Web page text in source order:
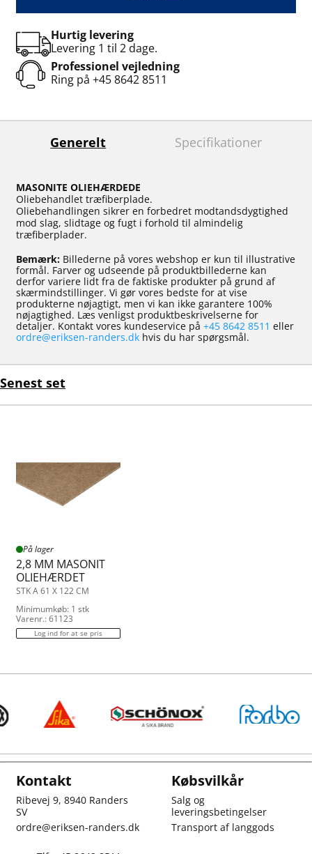
Hurtig levering
Levering 1 til 2 dage.
Professionel vejledning
Ring på +45 8642 8511
Generelt Specifikationer
MASONITE OLIEHÆRDEDE
Oliebehandlet træfiberplade.
Oliebehandlingen sikrer en forbedret modtandsdygtighed
mod slag, slidtage og fugt i forhold til almindelig
træfiberplader.
Bemærk: Billederne på vores webshop er kun til illustrative
formål. Farver og udseende på produktbillederne kan
derfor variere lidt fra de faktiske produkter på grund af
skærmindstillinger. Vi gør vores bedste for at vise
produkterne nøjagtigt, men vi kan ikke garantere 100%
nøjagtighed. Læs venligst produktbeskrivelserne for
detaljer. Kontakt vores kundeservice på +45 8642 8511 eller
ordre@eriksen-randers.dk hvis du har spørgsmål.
Senest set
På lager
2,8 MM MASONIT
OLIEHÆRDET
STK A 61 X 122 CM
Minimumkøb: 1 stk
Varenr.: 61123
Log ind for at se pris
Kontakt
Ribevej 9, 8940 Randers
SV
ordre@eriksen-randers.dk
Købsvilkår
Salg og
leveringsbetingelser
Transport af langgods